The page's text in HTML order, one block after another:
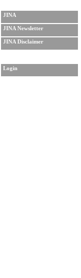
JINA
JINA Newsletter
JINA Disclaimer
Login